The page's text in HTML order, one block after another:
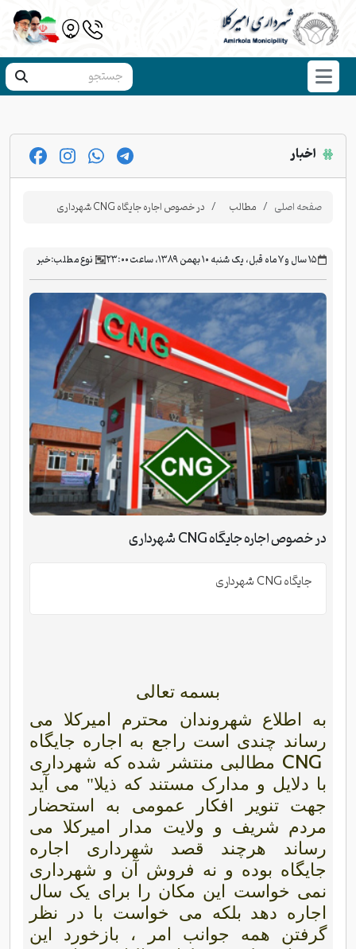
اخبار
صفحه اصلی مطالب در خصوص اجاره جایگاه CNG شهرداری
‫۱۵ سال و ۷ ماه قبل، یک شنبه ۱۰ بهمن ۱۳۸۹، ساعت ۲۳:۰۰ نوع مطلب:خبر
در خصوص اجاره جایگاه CNG شهرداری
جایگاه CNG شهرداری
بسمه تعالی
به اطلاع شهروندان محترم امیرکلا می
رساند چندی است راجع به اجاره جایگاه
CNG مطالبی منتشر شده که شهرداری
با دلایل و مدارک مستند که ذیلا" می آید
جهت تنویر افکار عمومی به استحضار
مردم شریف و ولایت مدار امیرکلا می
رساند هرچند قصد شهرداری اجاره
جایگاه بوده و نه فروش آن و شهرداری
نمی خواست این مکان را برای یک سال
اجاره دهد بلکه می خواست با در نظر
گرفتن همه جوانب امر ، بازخورد این